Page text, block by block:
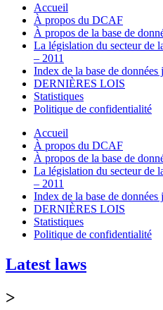
Accueil
À propos du DCAF
À propos de la base de
La législation du secteur de
– 2011
Index de la base de données
DERNIÈRES LOIS
Statistiques
Politique de confidentialité
Accueil
À propos du DCAF
À propos de la base de
La législation du secteur de
– 2011
Index de la base de données
DERNIÈRES LOIS
Statistiques
Politique de confidentialité
Latest laws
>